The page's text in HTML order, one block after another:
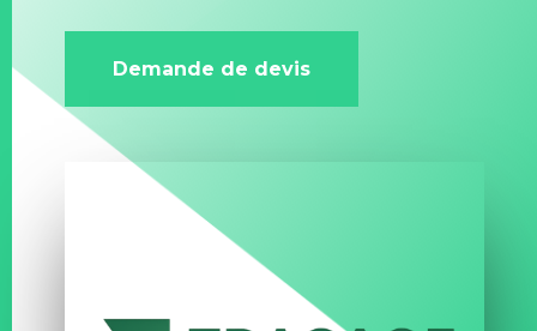
Demande de devis